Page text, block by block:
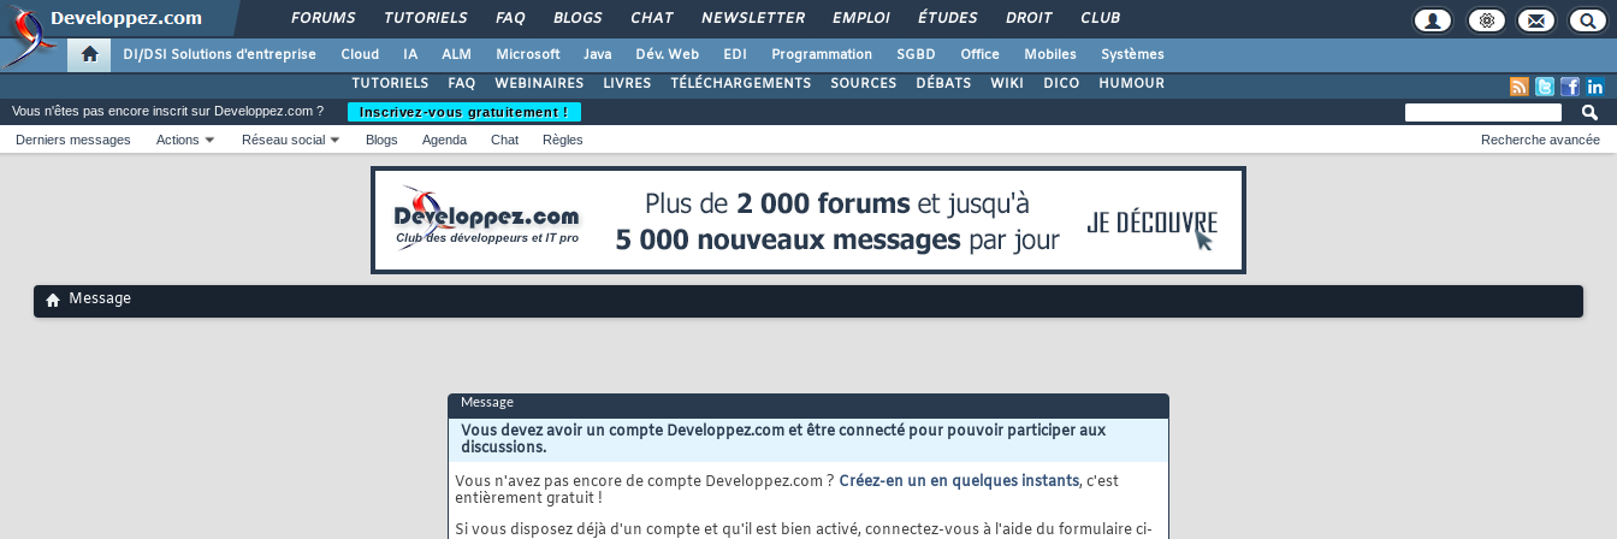
FORUMS TUTORIELS FAQ BLOGS CHAT NEWSLETTER EMPLOI ÉTUDES DROIT CLUB
DI/DSI Solutions d'entreprise Cloud IA ALM Microsoft Java Dév. Web EDI Programmation SGBD Office Mobiles
Systèmes
TUTORIELS
FAQ WEBINAIRES LIVRES TÉLÉCHARGEMENTS SOURCES DÉBATS WIKI DICO HUMOUR
Vous n'êtes pas encore inscrit sur Developpez.com ?
Inscrivez-vous gratuitement !
Derniers messages
Actions Réseau social Blogs Agenda Chat Règles Recherche avancée
Message
Message
Vous devez avoir un compte Developpez.com et être connecté pour pouvoir participer aux
discussions.
Vous n'avez pas encore de compte Developpez.com ? Créez-en un en quelques instants, c'est
entièrement gratuit !
Si vous disposez déjà d'un compte et qu'il est bien activé, connectez-vous à l'aide du formulaire ci-